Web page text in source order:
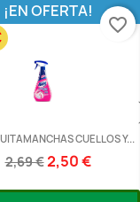
CUELLOS Y...
2,69 €2,50 €
¡EN OFERTA!
favorite_border